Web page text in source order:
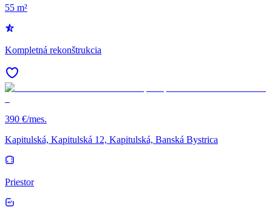
55 m²
Kompletná rekonštrukcia
390 €/mes.
Kapitulská, Kapitulská 12, Kapitulská, Banská Bystrica
Priestor